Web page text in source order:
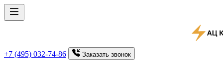
+7 (495) 032-74-86 Заказать звонок